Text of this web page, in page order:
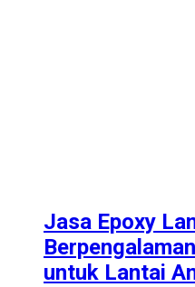
Jasa Epoxy
untuk Lantai